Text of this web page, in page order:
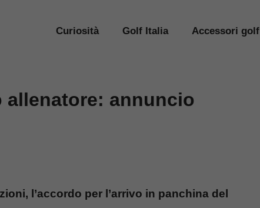
Curiosità Golf Italia Accessori golf
allenatore: annuncio
l’accordo per l’arrivo in panchina del